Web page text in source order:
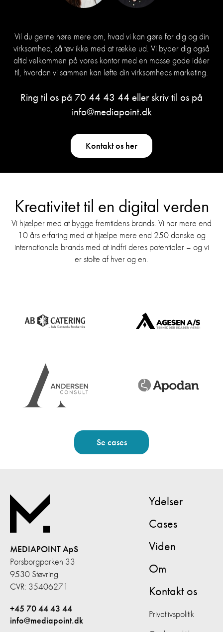
Vil du gerne høre mere om, hvad vi kan gøre for dig og din
virksomhed, så tøv ikke med at række ud. Vi byder dig også
altid velkommen på vores kontor med en masse gode idéer
til, hvordan vi sammen kan løfte din virksomheds marketing.
Ring til os på 70 44 43 44 eller skriv til os på
info@mediapoint.dk
Kontakt os her
Kreativitet til en digital verden
Vi hjælper med at bygge fremtidens brands. Vi har mere end
10 års erfaring med at hjælpe mere end 250 danske og
internationale brands med at indfri deres potentialer – og vi
er stolte af hver og en.
Se cases
MEDIAPOINT ApS
Porsborgparken 33
9530 Støvring
CVR: 35406271
+45 70 44 43 44
info@mediapoint.dk
Ydelser
Cases
Viden
Om
Kontakt os
Privatlivspolitik